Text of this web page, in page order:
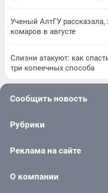
Ученый АлтГУ
комаров в августе
Слизни атакуют: как
три копеечных способа
Сообщить новость
Рубрики
Реклама на сайте
О компании